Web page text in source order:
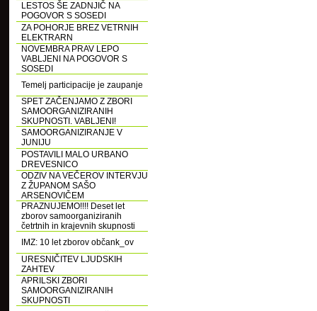
LESTOS ŠE ZADNJIČ NA
POGOVOR S SOSEDI
ZA POHORJE BREZ VETRNIH
ELEKTRARN
NOVEMBRA PRAV LEPO
VABLJENI NA POGOVOR S
SOSEDI
Temelj participacije je zaupanje
SPET ZAČENJAMO Z ZBORI
SAMOORGANIZIRANIH
SKUPNOSTI. VABLJENI!
SAMOORGANIZIRANJE V
JUNIJU
POSTAVILI MALO URBANO
DREVESNICO
ODZIV NA VEČEROV INTERVJU
Z ŽUPANOM SAŠO
ARSENOVIČEM
PRAZNUJEMO!!!! Deset let
zborov samoorganiziranih
četrtnih in krajevnih skupnosti
IMZ: 10 let zborov občank_ov
URESNIČITEV LJUDSKIH
ZAHTEV
APRILSKI ZBORI
SAMOORGANIZIRANIH
SKUPNOSTI